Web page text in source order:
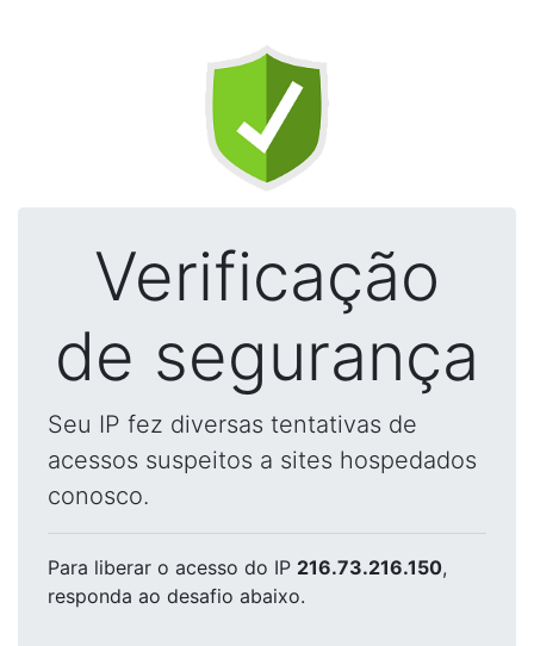
Verificação
de segurança
Seu IP fez diversas tentativas de
acessos suspeitos a sites hospedados
conosco.
Para liberar o acesso do IP 216.73.216.150,
responda ao desafio abaixo.